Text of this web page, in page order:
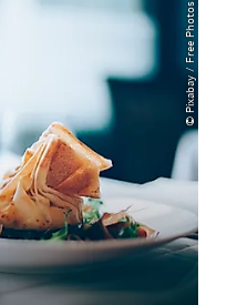
© Pixabay / Free Photos